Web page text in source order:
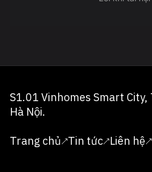
S1.01 Vinhomes Smart City,
Hà Nội.
Trang chủ Tin tức Liên hệ